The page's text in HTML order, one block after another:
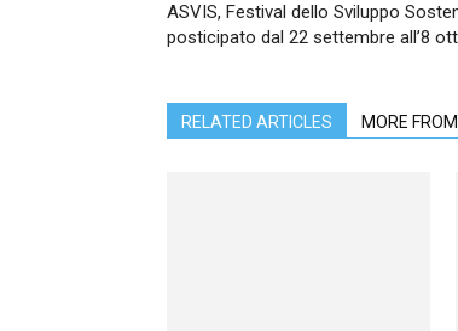
ASVIS, Festival dello Sviluppo
posticipato dal 22 settembre all’8
RELATED ARTICLES MORE